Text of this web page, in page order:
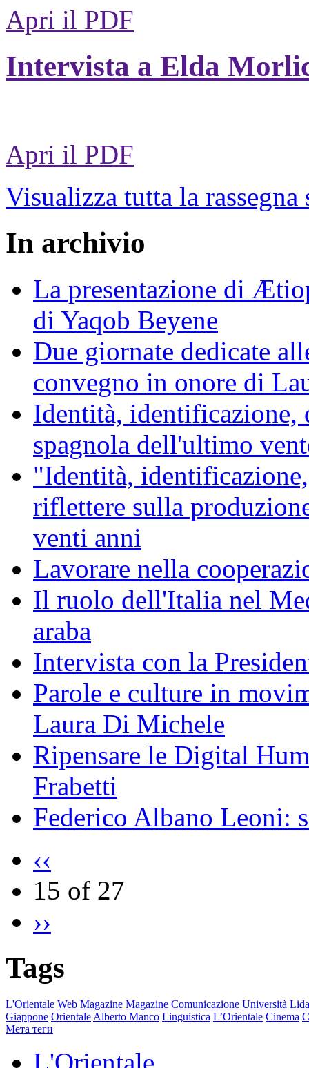
Apri il PDF
Intervista a Elda
Apri il PDF
Visualizza tutta la rassegna
In archivio
La presentazione di
di Yaqob Beyene
Due giornate dedicate
convegno in onore di
Identità, identificazione,
spagnola dell'ultimo
"Identità,
riflettere sulla
venti anni
Lavorare nella
Il ruolo dell'Italia nel
araba
Intervista con la
Parole e culture in
Laura Di Michele
Ripensare le Digital
Frabetti
Federico Albano Leoni:
‹‹
15 of 27
››
Tags
L'Orientale Web Magazine Magazine Comunicazione Università
Giappone Orientale Alberto Manco Linguistica L’Orientale Cinema
Мета теги
L'Orientale